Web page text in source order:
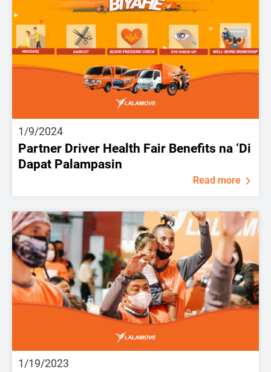
1/9/2024
Partner Driver Health Fair Benefits na ‘Di
Dapat Palampasin
Read more
1/19/2023